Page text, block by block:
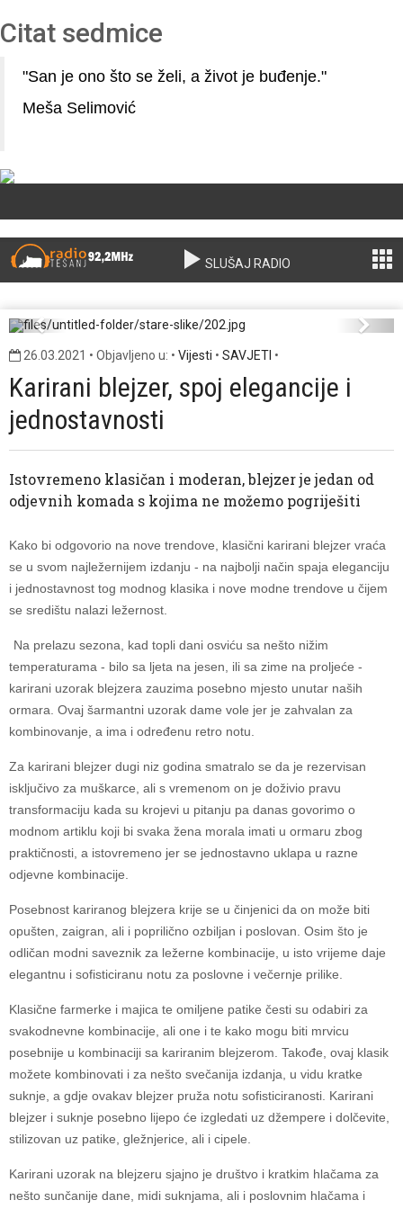
Citat sedmice
"San je ono što se želi, a život je buđenje."
Meša Selimović
SLUŠAJ RADIO
Previous Next
26.03.2021 • Objavljeno u: • Vijesti • SAVJETI •
Karirani blejzer, spoj elegancije i
jednostavnosti
Istovremeno klasičan i moderan, blejzer je jedan od
odjevnih komada s kojima ne možemo pogriješiti
Kako bi odgovorio na nove trendove, klasični karirani blejzer vraća
se u svom najležernijem izdanju - na najbolji način spaja eleganciju
i jednostavnost tog modnog klasika i nove modne trendove u čijem
se središtu nalazi ležernost.
Na prelazu sezona, kad topli dani osviću sa nešto nižim
temperaturama - bilo sa ljeta na jesen, ili sa zime na proljeće -
karirani uzorak blejzera zauzima posebno mjesto unutar naših
ormara. Ovaj šarmantni uzorak dame vole jer je zahvalan za
kombinovanje, a ima i određenu retro notu.
Za karirani blejzer dugi niz godina smatralo se da je rezervisan
isključivo za muškarce, ali s vremenom on je doživio pravu
transformaciju kada su krojevi u pitanju pa danas govorimo o
modnom artiklu koji bi svaka žena morala imati u ormaru zbog
praktičnosti, a istovremeno jer se jednostavno uklapa u razne
odjevne kombinacije.
Posebnost kariranog blejzera krije se u činjenici da on može biti
opušten, zaigran, ali i poprilično ozbiljan i poslovan. Osim što je
odličan modni saveznik za ležerne kombinacije, u isto vrijeme daje
elegantnu i sofisticiranu notu za poslovne i večernje prilike.
Klasične farmerke i majica te omiljene patike česti su odabiri za
svakodnevne kombinacije, ali one i te kako mogu biti mrvicu
posebnije u kombinaciji sa kariranim blejzerom. Takođe, ovaj klasik
možete kombinovati i za nešto svečanija izdanja, u vidu kratke
suknje, a gdje ovakav blejzer pruža notu sofisticiranosti. Karirani
blejzer i suknje posebno lijepo će izgledati uz džempere i dolčevite,
stilizovan uz patike, gležnjerice, ali i cipele.
Karirani uzorak na blejzeru sjajno je društvo i kratkim hlačama za
nešto sunčanije dane, midi suknjama, ali i poslovnim hlačama i